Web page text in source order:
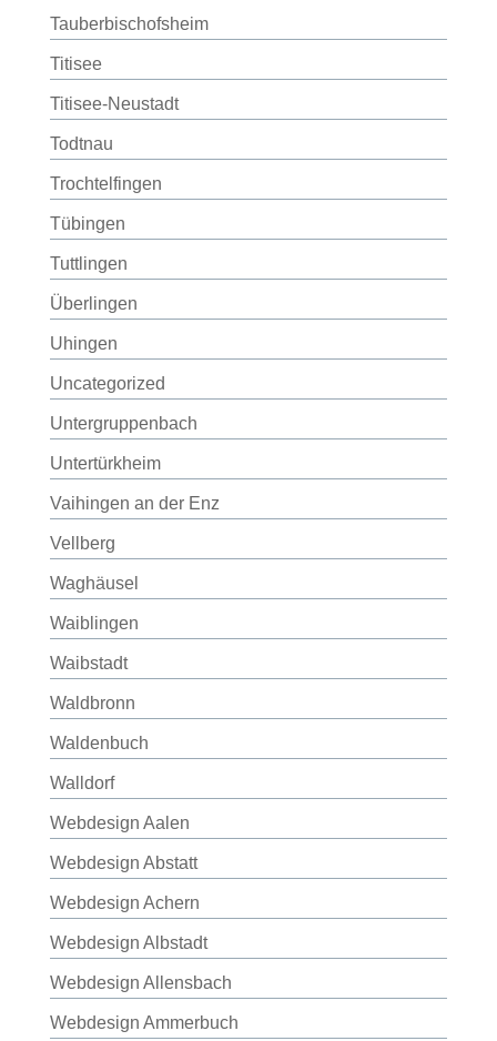
Tauberbischofsheim
Titisee
Titisee-Neustadt
Todtnau
Trochtelfingen
Tübingen
Tuttlingen
Überlingen
Uhingen
Uncategorized
Untergruppenbach
Untertürkheim
Vaihingen an der Enz
Vellberg
Waghäusel
Waiblingen
Waibstadt
Waldbronn
Waldenbuch
Walldorf
Webdesign Aalen
Webdesign Abstatt
Webdesign Achern
Webdesign Albstadt
Webdesign Allensbach
Webdesign Ammerbuch